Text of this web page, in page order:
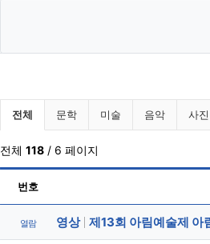
알려드립니다 분류 목록
전체 문학 미술 음악 사진
전체 118/ 6 페이지
번호
열람 영상 제13회 아림예술제 아